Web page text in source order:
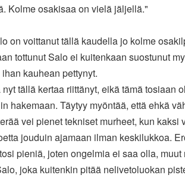
Kolme osakisaa on vielä jäljellä."
on voittanut tällä kaudella jo kolme
tottunut Salo ei kuitenkaan suostunut
kauhean pettynyt.
tällä kertaa riittänyt, eikä tämä tosiaan
hakemaan. Täytyy myöntää, että ehkä
vei pienet tekniset murheet, kun kaksi
jouduin ajamaan ilman keskilukkoa.
pieniä, joten ongelmia ei saa olla, muut
joka kuitenkin pitää nelivetoluokan